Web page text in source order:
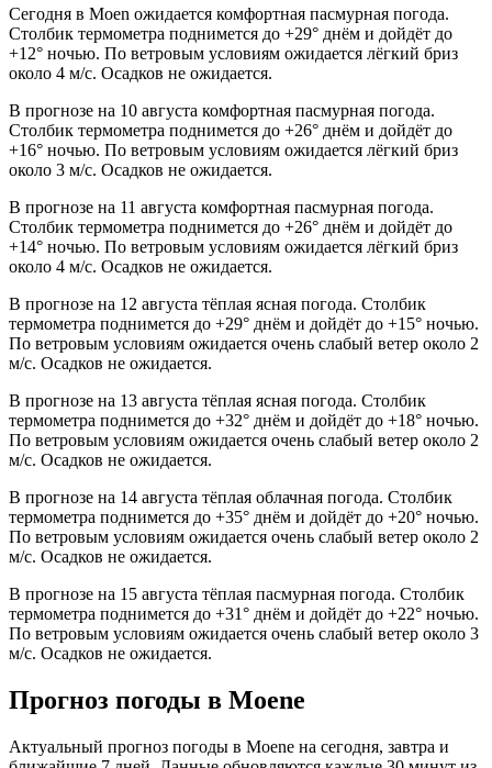
Сегодня в Moen ожидается комфортная пасмурная погода.
Столбик термометра поднимется до +29° днём и дойдёт до
+12° ночью. По ветровым условиям ожидается лёгкий бриз
около 4 м/с. Осадков не ожидается.
В прогнозе на 10 августа комфортная пасмурная погода.
Столбик термометра поднимется до +26° днём и дойдёт до
+16° ночью. По ветровым условиям ожидается лёгкий бриз
около 3 м/с. Осадков не ожидается.
В прогнозе на 11 августа комфортная пасмурная погода.
Столбик термометра поднимется до +26° днём и дойдёт до
+14° ночью. По ветровым условиям ожидается лёгкий бриз
около 4 м/с. Осадков не ожидается.
В прогнозе на 12 августа тёплая ясная погода. Столбик
термометра поднимется до +29° днём и дойдёт до +15° ночью.
По ветровым условиям ожидается очень слабый ветер около 2
м/с. Осадков не ожидается.
В прогнозе на 13 августа тёплая ясная погода. Столбик
термометра поднимется до +32° днём и дойдёт до +18° ночью.
По ветровым условиям ожидается очень слабый ветер около 2
м/с. Осадков не ожидается.
В прогнозе на 14 августа тёплая облачная погода. Столбик
термометра поднимется до +35° днём и дойдёт до +20° ночью.
По ветровым условиям ожидается очень слабый ветер около 2
м/с. Осадков не ожидается.
В прогнозе на 15 августа тёплая пасмурная погода. Столбик
термометра поднимется до +31° днём и дойдёт до +22° ночью.
По ветровым условиям ожидается очень слабый ветер около 3
м/с. Осадков не ожидается.
Прогноз погоды в Moenе
Актуальный прогноз погоды в Moenе на сегодня, завтра и